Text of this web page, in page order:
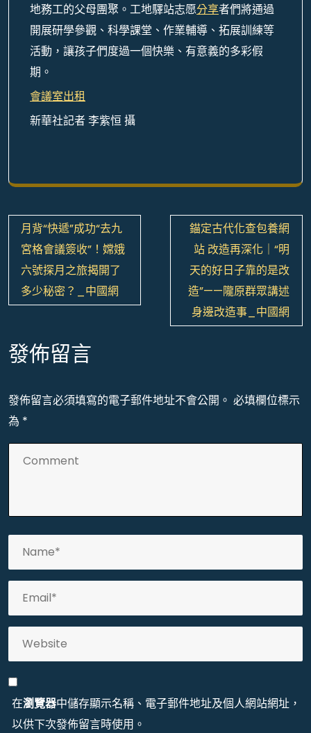
地務工的父母團聚。工地驛站志愿分享者們將通過
開展研學參觀、科學課堂、作業輔導、拓展訓練等
活動，讓孩子們度過一個快樂、有意義的多彩假
期。
會議室出租
新華社記者 李紫恒 攝
文
章
導
覽
月背“快遞”成功“去九
宮格會議簽收”！嫦娥
六號探月之旅揭開了
多少秘密？_中國網
錨定古代化查包養網
站 改造再深化｜“明
天的好日子靠的是改
造”——隴原群眾講述
身邊改造事_中國網
發佈留言
發佈留言必須填寫的電子郵件地址不會公開。 必填欄位標示
為 *
在瀏覽器中儲存顯示名稱、電子郵件地址及個人網站網址，
以供下次發佈留言時使用。